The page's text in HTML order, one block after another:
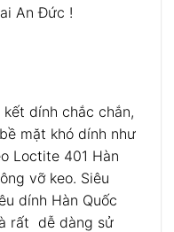
An Đức !
dính chắc chắn,
mặt khó dính như
Loctite 401 Hàn
vỡ keo. Siêu
dính Hàn Quốc
rất dễ dàng sử